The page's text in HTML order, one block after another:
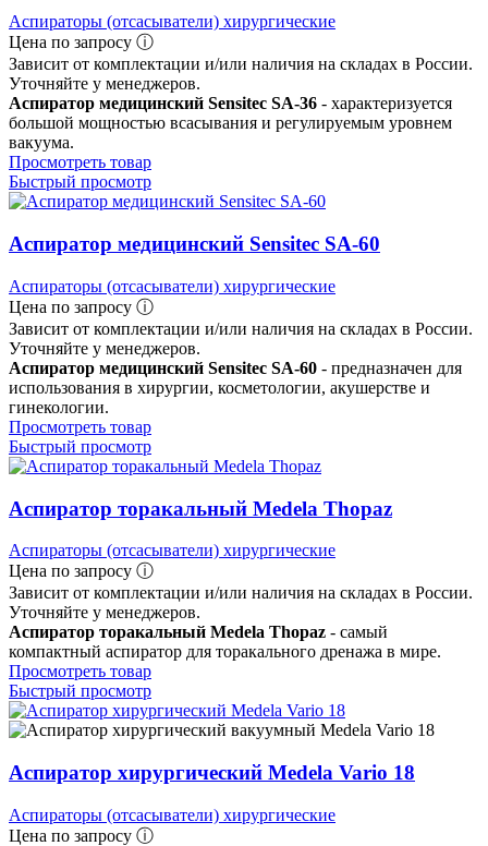
Аспираторы (отсасыватели) хирургические
Цена по запросу ⓘ
Зависит от комплектации и/или наличия на складах в России.
Уточняйте у менеджеров.
Аспиратор медицинский Sensitec SA-36 - характеризуется
большой мощностью всасывания и регулируемым уровнем
вакуума.
Просмотреть товар
Быстрый просмотр
Аспиратор медицинский Sensitec SA-60
Аспираторы (отсасыватели) хирургические
Цена по запросу ⓘ
Зависит от комплектации и/или наличия на складах в России.
Уточняйте у менеджеров.
Аспиратор медицинский Sensitec SA-60 - предназначен для
использования в хирургии, косметологии, акушерстве и
гинекологии.
Просмотреть товар
Быстрый просмотр
Аспиратор торакальный Medela Thopaz
Аспираторы (отсасыватели) хирургические
Цена по запросу ⓘ
Зависит от комплектации и/или наличия на складах в России.
Уточняйте у менеджеров.
Аспиратор торакальный Medela Thopaz - самый
компактный аспиратор для торакального дренажа в мире.
Просмотреть товар
Быстрый просмотр
Аспиратор хирургический Medela Vario 18
Аспираторы (отсасыватели) хирургические
Цена по запросу ⓘ